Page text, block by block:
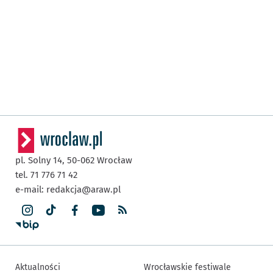
pl. Solny 14, 50-062 Wrocław
tel. 71 776 71 42
e-mail: redakcja@araw.pl
Aktualności Wrocławskie festiwale